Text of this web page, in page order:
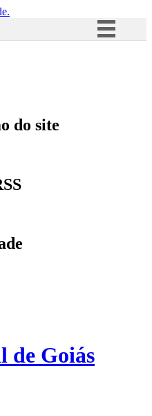
Acesso à informação
do site
de Goiás